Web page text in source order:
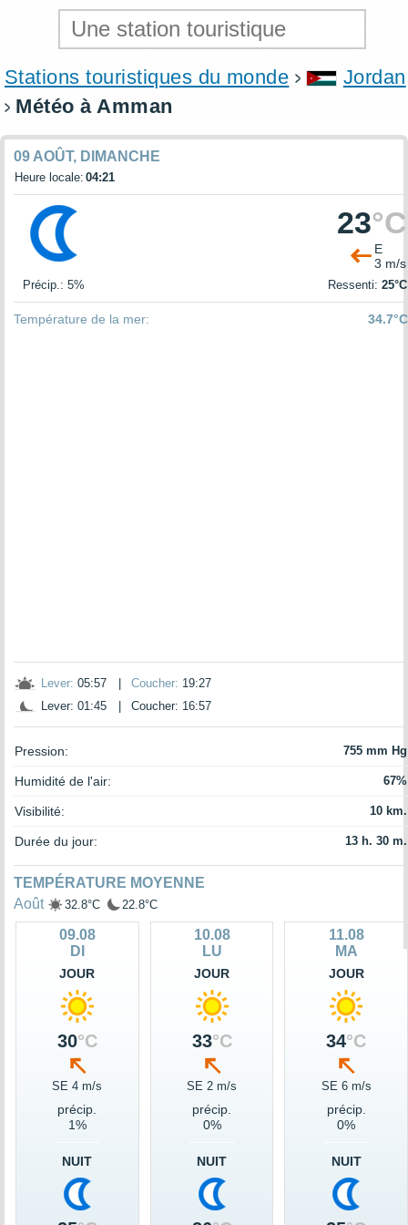
Stations touristiques du monde
Jordan
Météo à Amman
09 AOÛT, DIMANCHE
Heure locale: 04:21
23°C
E
3 m/s
Précip.: 5% Ressenti: 25°C
Température de la mer: 34.7°C
Lever: 05:57 Coucher: 19:27
Lever: 01:45
Coucher: 16:57
Pression: 755 mm Hg
Humidité de l'air: 67%
Visibilité: 10 km.
Durée du jour: 13 h. 30 m.
TEMPÉRATURE MOYENNE
Août
32.8°C 22.8°C
09.08
DI
JOUR
30°C
SE 4 m/s
précip.
1%
NUIT
10.08
LU
JOUR
33°C
SE 2 m/s
précip.
0%
NUIT
11.08
MA
JOUR
34°C
SE 6 m/s
précip.
0%
NUIT